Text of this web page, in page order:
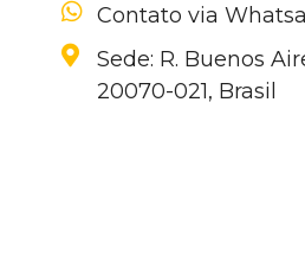
Contato via
Sede: R. Buenos
20070-021, Brasil